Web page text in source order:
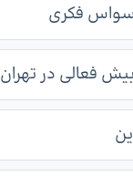
فکری
فعالی در تهران